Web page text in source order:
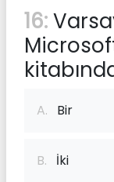
16:
A. Bir
B. İki